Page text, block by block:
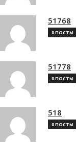
51768
0 ПОСТЫ
51778
0 ПОСТЫ
518
0 ПОСТЫ